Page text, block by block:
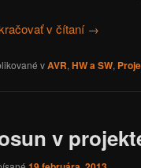
v čítaní →
vAVR, HW a SW,
v